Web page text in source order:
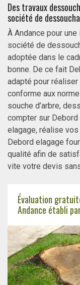
Des travaux
société de
À Andance pour
société de
adoptée dans le
bonne. De ce fait
adapté pour
conforme aux
souche d’arbre,
compter sur Debord
elagage, réalise
Debord elagage
qualité afin de
vite votre devis
Évaluation
Andance établi